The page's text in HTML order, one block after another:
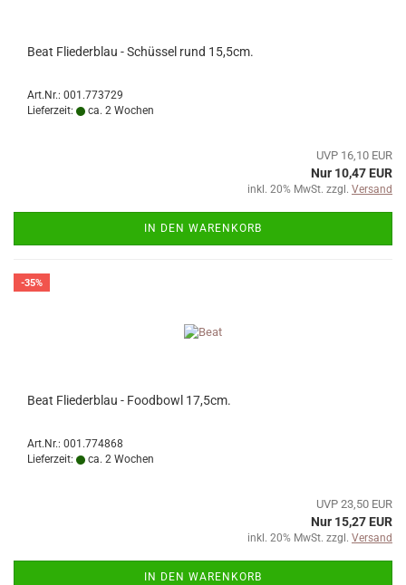
Beat Fliederblau - Schüssel rund 15,5cm.
Art.Nr.: 001.773729
Lieferzeit:
ca. 2 Wochen
UVP 16,10 EUR
Nur 10,47 EUR
inkl. 20% MwSt. zzgl. Versand
IN DEN WARENKORB
-35%
Beat Fliederblau - Foodbowl 17,5cm.
Art.Nr.: 001.774868
Lieferzeit:
ca. 2 Wochen
UVP 23,50 EUR
Nur 15,27 EUR
inkl. 20% MwSt. zzgl. Versand
IN DEN WARENKORB